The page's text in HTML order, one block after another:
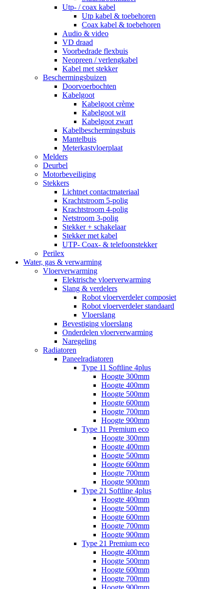
Utp- / coax kabel
Utp kabel & toebehoren
Coax kabel & toebehoren
Audio & video
VD draad
Voorbedrade flexbuis
Neopreen / verlengkabel
Kabel met stekker
Beschermingsbuizen
Doorvoerbochten
Kabelgoot
Kabelgoot crème
Kabelgoot wit
Kabelgoot zwart
Kabelbeschermingsbuis
Mantelbuis
Meterkastvloerplaat
Melders
Deurbel
Motorbeveiliging
Stekkers
Lichtnet contactmateriaal
Krachtstroom 5-polig
Krachtstroom 4-polig
Netstroom 3-polig
Stekker + schakelaar
Stekker met kabel
UTP- Coax- & telefoonstekker
Perilex
Water, gas & verwarming
Vloerverwarming
Elektrische vloerverwarming
Slang & verdelers
Robot vloerverdeler composiet
Robot vloerverdeler standaard
Vloerslang
Bevestiging vloerslang
Onderdelen vloerverwarming
Naregeling
Radiatoren
Paneelradiatoren
Type 11 Softline 4plus
Hoogte 300mm
Hoogte 400mm
Hoogte 500mm
Hoogte 600mm
Hoogte 700mm
Hoogte 900mm
Type 11 Premium eco
Hoogte 300mm
Hoogte 400mm
Hoogte 500mm
Hoogte 600mm
Hoogte 700mm
Hoogte 900mm
Type 21 Softline 4plus
Hoogte 400mm
Hoogte 500mm
Hoogte 600mm
Hoogte 700mm
Hoogte 900mm
Type 21 Premium eco
Hoogte 400mm
Hoogte 500mm
Hoogte 600mm
Hoogte 700mm
Hoogte 900mm